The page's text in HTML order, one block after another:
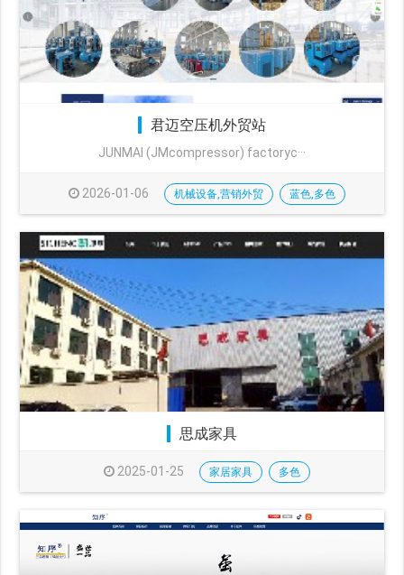
君迈空压机外贸站
JUNMAI (JMcompressor) factoryc···
2026-01-06 机械设备,营销外贸 蓝色,多色
思成家具
2025-01-25 家居家具 多色